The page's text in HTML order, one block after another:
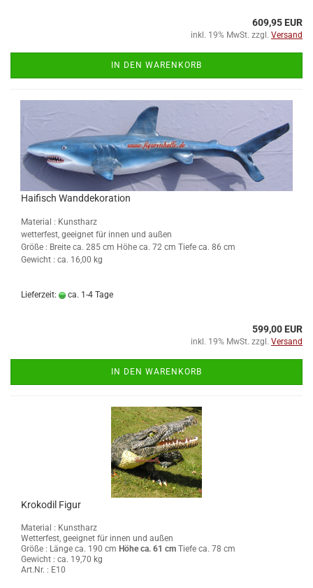
609,95 EUR
inkl. 19% MwSt. zzgl. Versand
IN DEN WARENKORB
Haifisch Wanddekoration
Material : Kunstharz
wetterfest, geeignet für innen und außen
Größe : Breite ca. 285 cm Höhe ca. 72 cm Tiefe ca. 86 cm
Gewicht : ca. 16,00 kg
Lieferzeit: ca. 1-4 Tage
599,00 EUR
inkl. 19% MwSt. zzgl. Versand
IN DEN WARENKORB
Krokodil Figur
Material : Kunstharz
Wetterfest, geeignet für innen und außen
Größe : Länge ca. 190 cm Höhe ca. 61 cm Tiefe ca. 78 cm
Gewicht : ca. 19,70 kg
Art.Nr. : E10